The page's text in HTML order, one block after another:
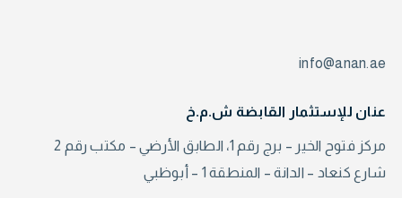
info@anan.ae
عنان للإستثمار القابضة ش.م.خ
مركز فتوح الخير – برج رقم 1، الطابق الأرضي – مكتب رقم 2
شارع كنعاد – الدانة – المنطقة 1 – أبوظبي